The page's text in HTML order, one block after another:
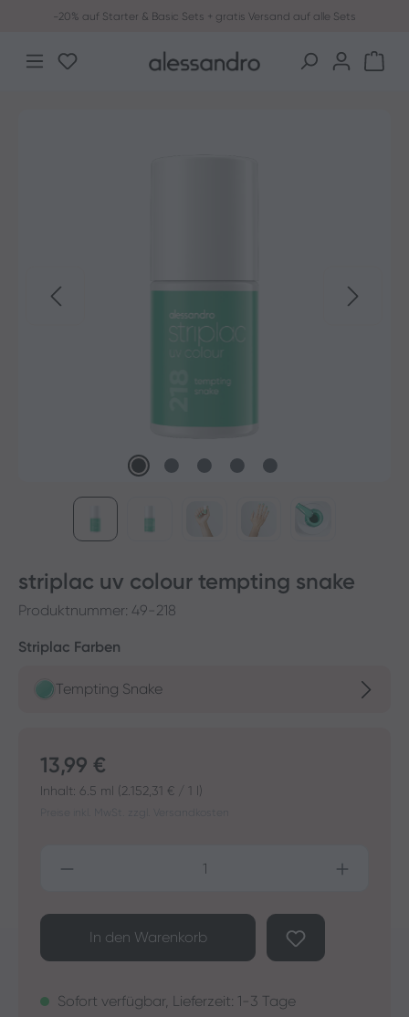
Zum Hauptinhalt springen
-20% auf Starter & Basic Sets + gratis Versand auf alle Sets
Du hast 0 Produkte auf dem Merkzettel
striplac uv colour tempting snake
Produktnummer: 49-218
Striplac Farben
Tempting Snake
Regulärer Preis:
13,99 €
Inhalt: 6.5 ml (2.152,31 € / 1 l)
Produkt Anzahl: Gib den gewünschten
In den Warenkorb
Sofort verfügbar, Lieferzeit: 1-3 Tage